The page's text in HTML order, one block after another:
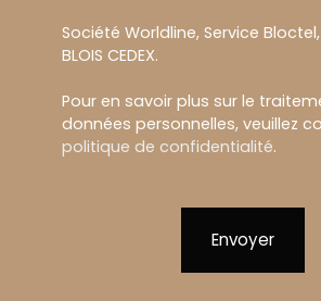
Société Worldline, Service Bloctel,
BLOIS CEDEX.
Pour en savoir plus sur le
données personnelles, veuillez
politique de confidentialité.
Envoyer